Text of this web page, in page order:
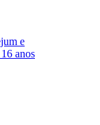
e
anos